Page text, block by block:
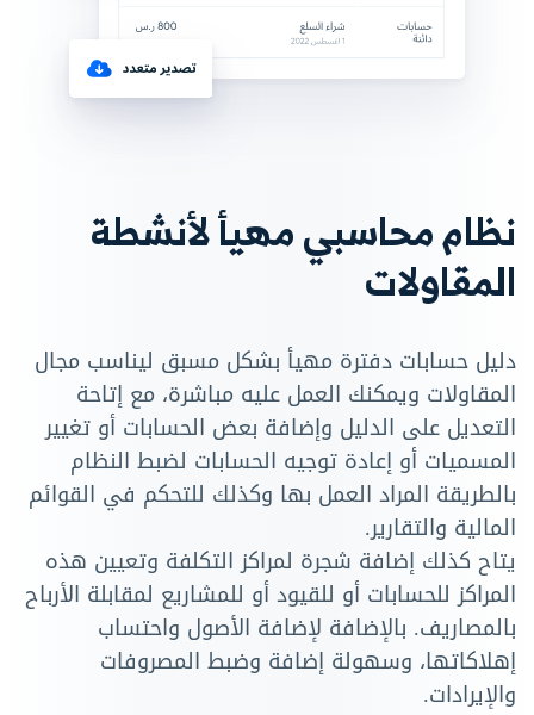
نظام محاسبي مهيأ لأنشطة
المقاولات
دليل حسابات دفترة مهيأ بشكل مسبق ليناسب مجال
المقاولات ويمكنك العمل عليه مباشرة، مع إتاحة
التعديل على الدليل وإضافة بعض الحسابات أو تغيير
المسميات أو إعادة توجيه الحسابات لضبط النظام
بالطريقة المراد العمل بها وكذلك للتحكم في القوائم
المالية والتقارير.
يتاح كذلك إضافة شجرة لمراكز التكلفة وتعيين هذه
المراكز للحسابات أو للقيود أو للمشاريع لمقابلة الأرباح
بالمصاريف. بالإضافة لإضافة الأصول واحتساب
إهلاكاتها، وسهولة إضافة وضبط المصروفات
والإيرادات.